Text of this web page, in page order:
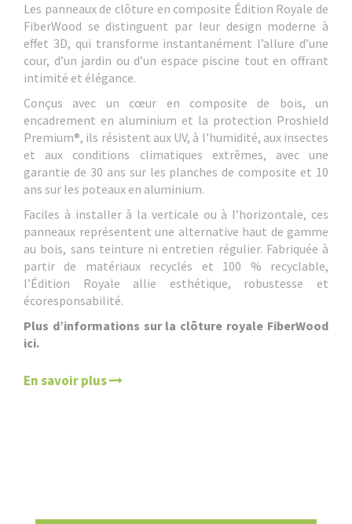
Les panneaux de clôture en composite Édition Royale de
FiberWood se distinguent par leur design moderne à
effet 3D, qui transforme instantanément l’allure d’une
cour, d’un jardin ou d’un espace piscine tout en offrant
intimité et élégance.
Conçus avec un cœur en composite de bois, un
encadrement en aluminium et la protection Proshield
Premium®, ils résistent aux UV, à l’humidité, aux insectes
et aux conditions climatiques extrêmes, avec une
garantie de 30 ans sur les planches de composite et 10
ans sur les poteaux en aluminium.
Faciles à installer à la verticale ou à l’horizontale, ces
panneaux représentent une alternative haut de gamme
au bois, sans teinture ni entretien régulier. Fabriquée à
partir de matériaux recyclés et 100 % recyclable,
l’Édition Royale allie esthétique, robustesse et
écoresponsabilité.
Plus d’informations sur la clôture royale FiberWood
ici.
En savoir plus